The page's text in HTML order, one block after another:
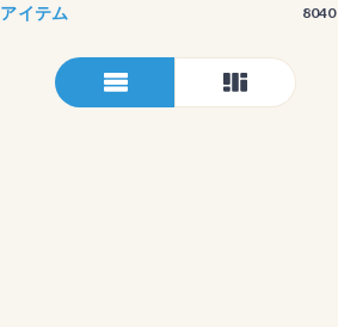
アイテム 8040